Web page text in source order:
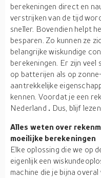
berekeningen direct en
verstrijken van de tijd
sneller. Bovendien helpt
besparen. Zo kunnen ze
belangrijke wiskundige
berekeningen. Er zijn
op batterijen als op
aantrekkelijke
kennen. Voordat je een
Nederland . Dus, blijf
Alles weten over
moeilijke berekeningen
Elke oplossing die we op
eigenlijk een
machine die je bijna